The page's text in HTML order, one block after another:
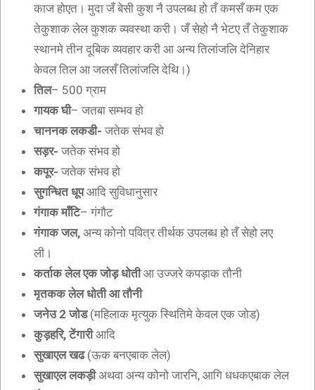
काज होएत। मुदा जँ बेसी कुश नै उपलब्ध हो तँ कमसँ कम एक
तेकुशाक लेल कुशक व्यवस्था करी। जँ सेहो नै भेटए तँ तेकुशाक
स्थानमे तीन दूबिक व्यवहार करी आ अन्य तिलांजलि देनिहार
केवल तिल आ जलसँ तिलांजलि देथि।)
तिल– 500 ग्राम
गायक घी– जतबा सम्भव हो
चाननक लकडी- जतेक संभव हो
सड़र- जतेक संभव हो
कपूर- जतेक संभव हो
सुगन्धित धूपआदि सुविधानुसार
गंगाक माँटि– गंगौट
गंगाक जल, अन्य कोनो पवित्र तीर्थक उपलब्ध हो तँ सेहो लए
ली।
कर्ताक लेल एक जोड़ धोतीआ उज्जरे कपड़ाक तौनी
मृतकक लेल धोती आ तौनी
जनेउ 2 जोड(महिलाक मृत्युक स्थितिमे केवल एक जोड)
कुड़हरि, टेंगारीआदि
सुखाएल खढ(ऊक बनएबाक लेल)
सुखाएल लकड़ीअथवा अन्य कोनो जारनि, आगि धधकएबाक लेल